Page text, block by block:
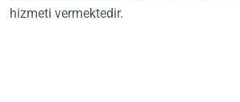
hizmeti vermektedir.